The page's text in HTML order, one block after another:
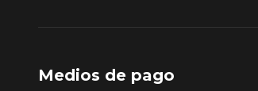
Medios de pago